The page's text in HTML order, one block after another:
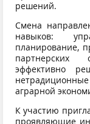
решений.
Смена
навыков:
планирование,
партнерских
эффективно
аграрной
К участию
проявляющие